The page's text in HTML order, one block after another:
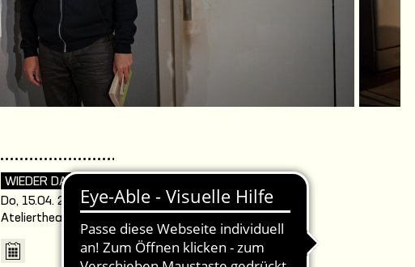
WIEDER DA
Do, 15.04. 20:00 Uhr /
Ateliertheater